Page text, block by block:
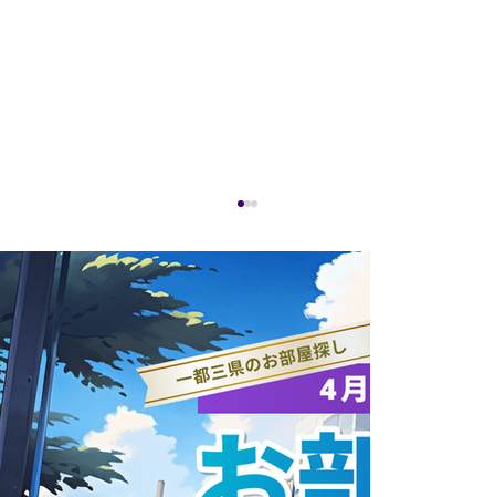
【試合結果】筑波スポーツ 7/27～8/2の